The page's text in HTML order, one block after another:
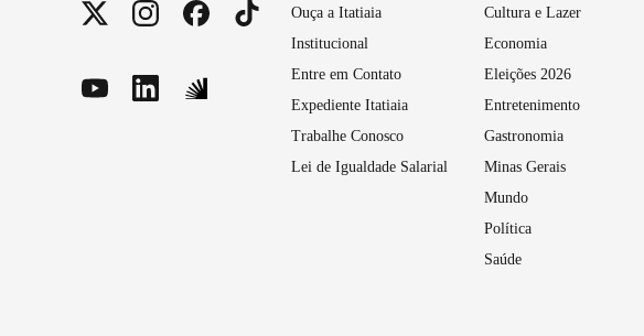
Ouça a Itatiaia
Institucional
Entre em Contato
Expediente Itatiaia
Trabalhe Conosco
Lei de Igualdade Salarial
Cultura e Lazer
Economia
Eleições 2026
Entretenimento
Gastronomia
Minas Gerais
Mundo
Política
Saúde